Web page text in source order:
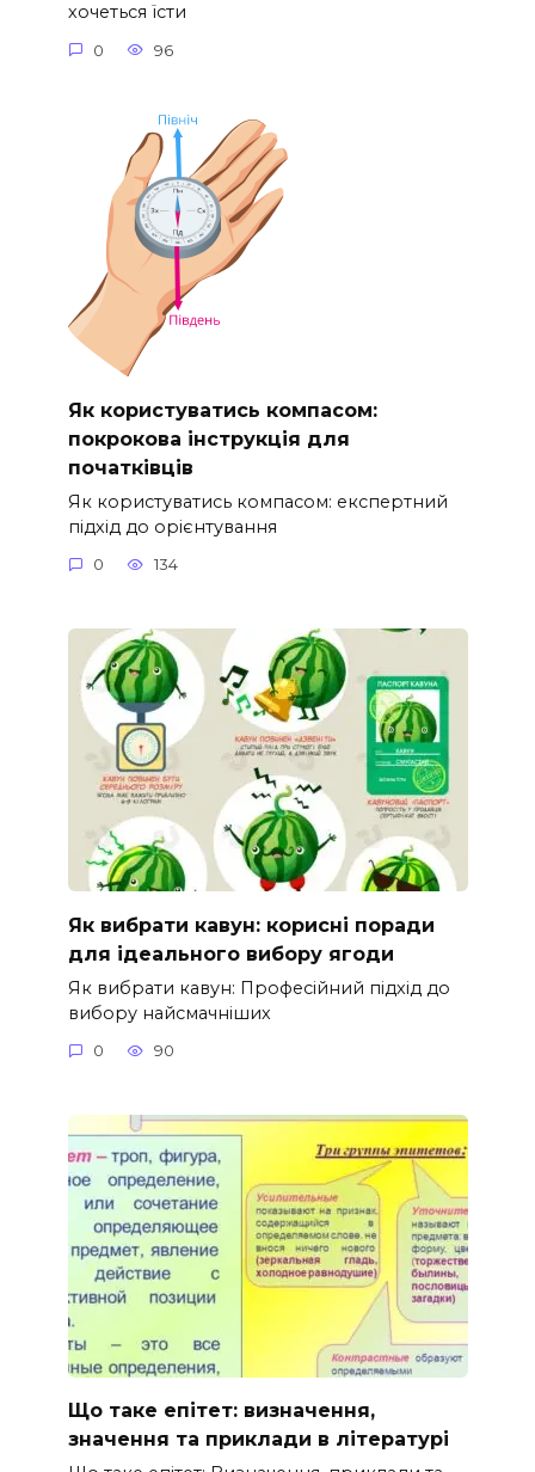
хочеться їсти
0 96
Як користуватись компасом:
покрокова інструкція для
початківців
Як користуватись компасом: експертний
підхід до орієнтування
0 134
Як вибрати кавун: корисні поради
для ідеального вибору ягоди
Як вибрати кавун: Професійний підхід до
вибору найсмачніших
0 90
Що таке епітет: визначення,
значення та приклади в літературі